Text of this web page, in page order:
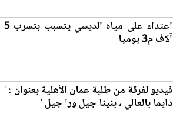
اعتداء على مياه الديسي يتسبب بتسرب 5
آلاف م3 يوميا
فيديو لفرقة من طلبة عمان الأهلية بعنوان : '
دايما بالعالي ، بنينا جيل ورا جيل '